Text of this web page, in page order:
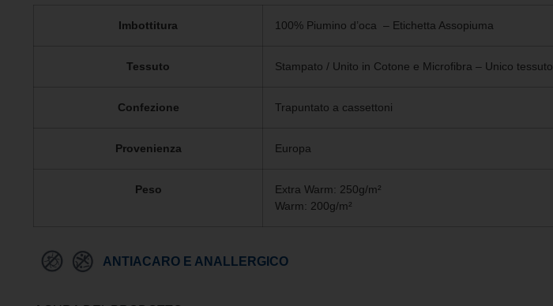
Imbottitura 100% Piumino d’oca – Etichetta Assopiuma
Tessuto Stampato / Unito in Cotone e Microfibra – Unico tessuto
Confezione Trapuntato a cassettoni
Provenienza Europa
Peso
Extra Warm: 250g/m²
Warm: 200g/m²
ANTIACARO E ANALLERGICO